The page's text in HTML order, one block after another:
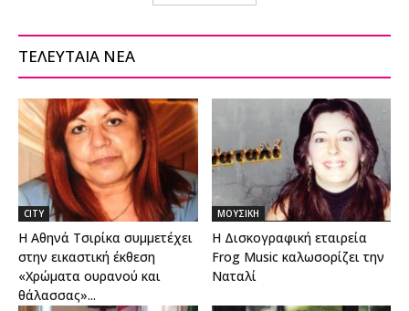
ΤΕΛΕΥΤΑΙΑ ΝΕΑ
CITY
Η Αθηνά Τσιρίκα συμμετέχει
στην εικαστική έκθεση
«Χρώματα ουρανού και
θάλασσας»...
ΜΟΥΣΙΚΗ
Η Δισκογραφική εταιρεία
Frog Music καλωσορίζει την
Ναταλί